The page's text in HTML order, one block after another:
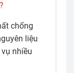
chống
liệu
nhiều